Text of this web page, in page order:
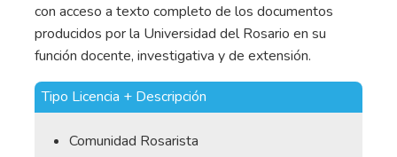
con acceso a texto completo de los documentos
producidos por la Universidad del Rosario en su
función docente, investigativa y de extensión.
Tipo Licencia + Descripción
Comunidad Rosarista